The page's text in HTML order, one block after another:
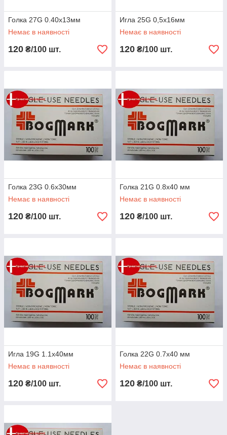
Голка 27G 0.40x13мм
Немає в наявності
120 ₴/100 шт.
Игла 25G 0,5х16мм
Немає в наявності
120 ₴/100 шт.
Голка 23G 0.6x30мм
Немає в наявності
120 ₴/100 шт.
Голка 21G 0.8x40 мм
Немає в наявності
120 ₴/100 шт.
Игла 19G 1.1x40мм
Немає в наявності
120 ₴/100 шт.
Голка 22G 0.7x40 мм
Немає в наявності
120 ₴/100 шт.